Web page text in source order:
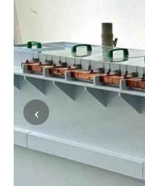
‹